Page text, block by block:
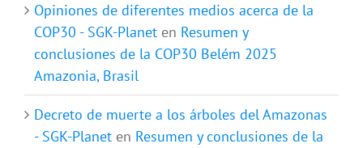
Opiniones de diferentes medios acerca de la
COP30 - SGK-Planet en Resumen y
conclusiones de la COP30 Belém 2025
Amazonia, Brasil
Decreto de muerte a los árboles del Amazonas
- SGK-Planet en Resumen y conclusiones de la